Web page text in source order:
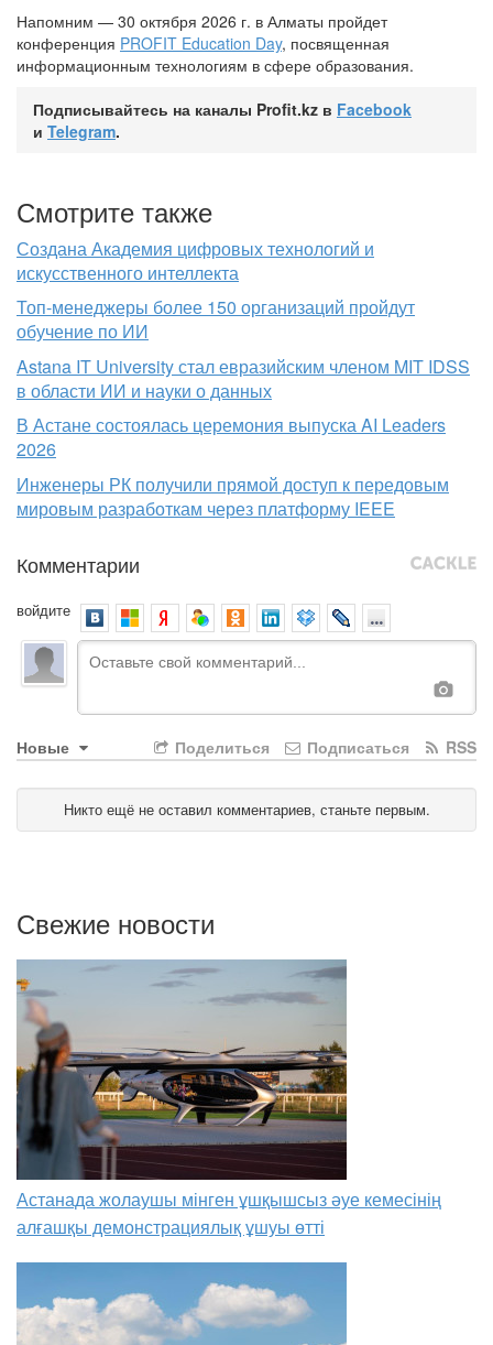
Напомним — 30 октября 2026 г. в Алматы пройдет
конференция PROFIT Education Day, посвященная
информационным технологиям в сфере образования.
Подписывайтесь на каналы Profit.kz в Facebook
и Telegram.
Смотрите также
Создана Академия цифровых технологий и
искусственного интеллекта
Топ-менеджеры более 150 организаций пройдут
обучение по ИИ
Astana IT University стал евразийским членом MIT IDSS
в области ИИ и науки о данных
В Астане состоялась церемония выпуска AI Leaders
2026
Инженеры РК получили прямой доступ к передовым
мировым разработкам через платформу IEEE
Комментарии
войдите
Новые RSS
Подписаться
Поделиться
Никто ещё не оставил комментариев, станьте первым.
Свежие новости
Астанада жолаушы мінген ұшқышсыз әуе кемесінің
алғашқы демонстрациялық ұшуы өтті